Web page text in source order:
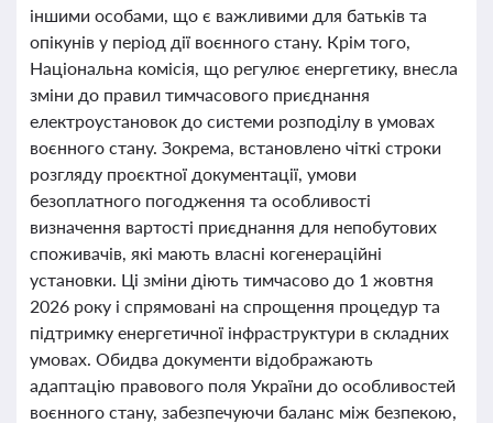
іншими особами, що є важливими для батьків та
опікунів у період дії воєнного стану. Крім того,
Національна комісія, що регулює енергетику, внесла
зміни до правил тимчасового приєднання
електроустановок до системи розподілу в умовах
воєнного стану. Зокрема, встановлено чіткі строки
розгляду проєктної документації, умови
безоплатного погодження та особливості
визначення вартості приєднання для непобутових
споживачів, які мають власні когенераційні
установки. Ці зміни діють тимчасово до 1 жовтня
2026 року і спрямовані на спрощення процедур та
підтримку енергетичної інфраструктури в складних
умовах. Обидва документи відображають
адаптацію правового поля України до особливостей
воєнного стану, забезпечуючи баланс між безпекою,